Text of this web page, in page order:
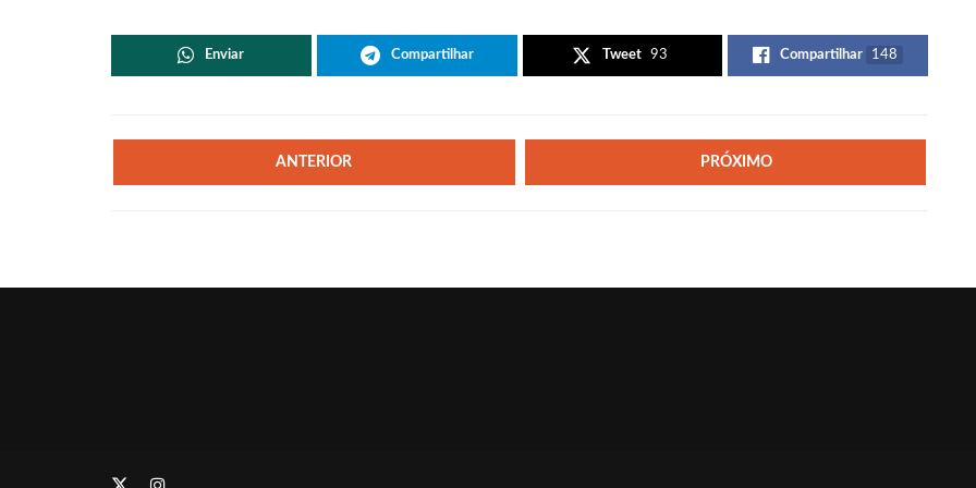
Enviar Compartilhar Tweet 93 Compartilhar 148
ANTERIOR PRÓXIMO